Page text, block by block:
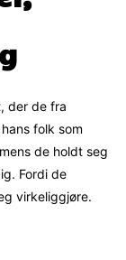
der de fra
folk som
de holdt seg
Fordi de
virkeliggjøre.